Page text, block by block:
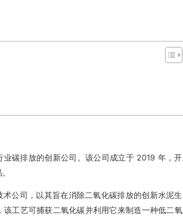
碳排放的创新公司。该公司成立于 2019 年，
公司，以其旨在消除二氧化碳排放的创新水泥
工艺可捕获二氧化碳并利用它来制造一种低二